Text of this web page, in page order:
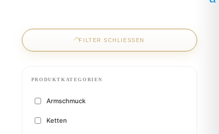
FILTER SCHLIESSEN
PRODUKTKATEGORIEN
Armschmuck
Ketten